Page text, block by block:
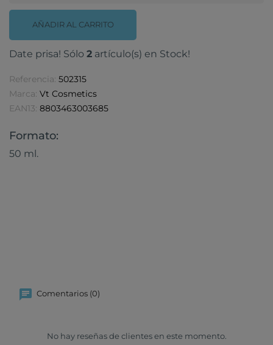
AÑADIR AL CARRITO
Date prisa! Sólo 2 artículo(s) en Stock!
Referencia: 502315
Marca: Vt Cosmetics
EAN13: 8803463003685
Formato:
50 ml.
Comentarios (0)
No hay reseñas de clientes en este momento.